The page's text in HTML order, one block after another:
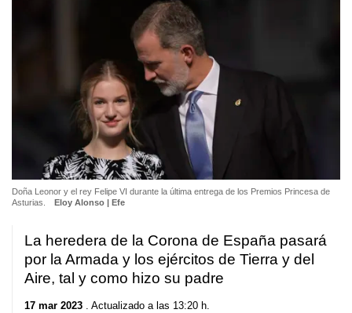
Doña Leonor y el rey Felipe VI durante la última entrega de los Premios Princesa de
Asturias.
Eloy Alonso | Efe
La heredera de la Corona de España pasará
por la Armada y los ejércitos de Tierra y del
Aire, tal y como hizo su padre
17 mar 2023 . Actualizado a las 13:20 h.